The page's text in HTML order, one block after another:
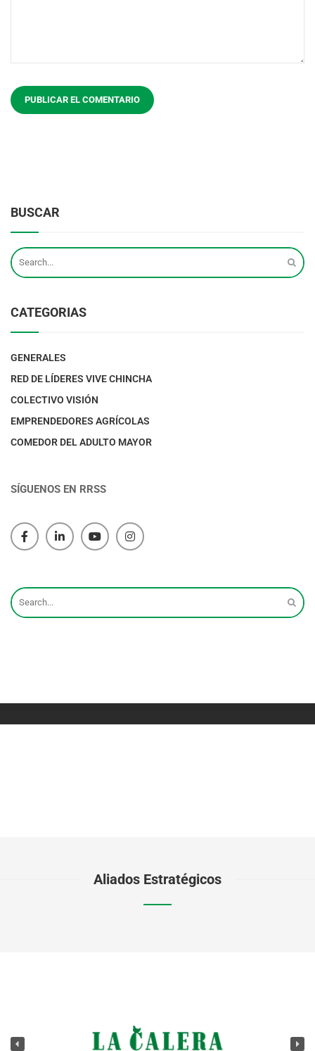
BUSCAR
CATEGORIAS
GENERALES
RED DE LÍDERES VIVE CHINCHA
COLECTIVO VISIÓN
EMPRENDEDORES AGRÍCOLAS
COMEDOR DEL ADULTO MAYOR
SÍGUENOS EN RRSS
Aliados Estratégicos